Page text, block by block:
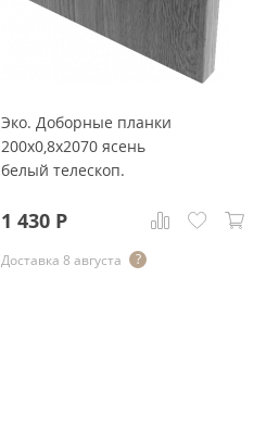
Эко. Доборные планки
200x0,8x2070 ясень
белый телескоп.
1 430 Р
Доставка 8 августа